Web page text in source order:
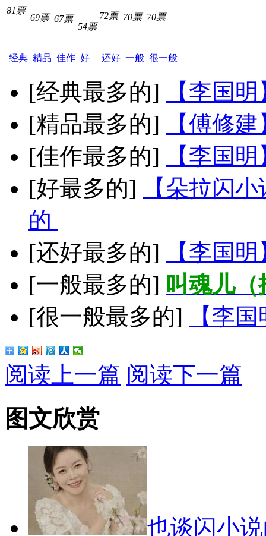
81票
经典
69票
精品
67票
佳作
54票
好
72票
还好
70票
一般
70票
很一般
[经典最多的]
【李国
[精品最多的]
【傅修
[佳作最多的]
【李国
[好最多的]
【朵拉闪
的
[还好最多的]
【李国
[一般最多的] 叫魂儿
[很一般最多的]
【李
阅读上一篇 阅读下一篇
图文欣赏
也谈闪小